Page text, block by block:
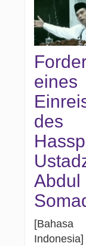
eines
des
Abdul
[Bahasa